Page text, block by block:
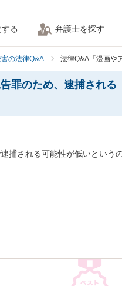
る 弁護士を探す
の法律Q&A 法律Q&A「漫画や
罪のため、逮捕される
捕される可能性が低いという